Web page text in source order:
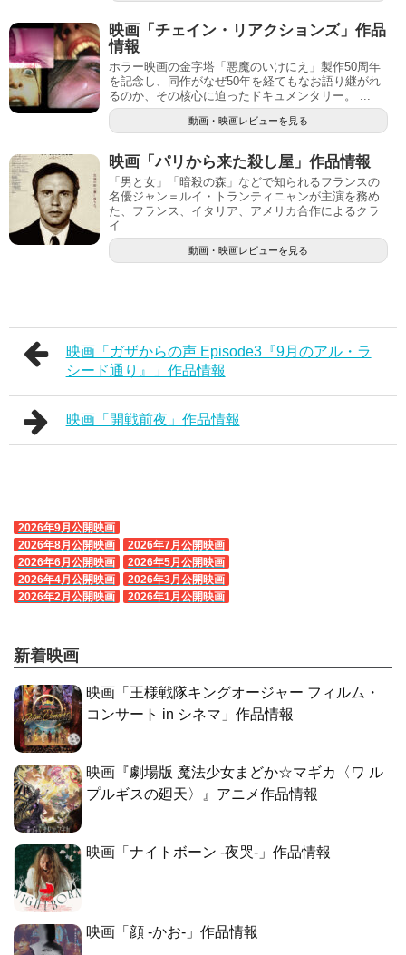
映画「チェイン・リアクションズ」作品
情報
ホラー映画の金字塔「悪魔のいけにえ」製作50周年
を記念し、同作がなぜ50年を経てもなお語り継がれ
るのか、その核心に迫ったドキュメンタリー。 ...
動画・映画レビューを見る
映画「パリから来た殺し屋」作品情報
「男と女」「暗殺の森」などで知られるフランスの
名優ジャン＝ルイ・トランティニャンが主演を務め
た、フランス、イタリア、アメリカ合作によるクラ
イ...
動画・映画レビューを見る
映画「ガザからの声 Episode3『9月のアル・ラ
シード通り』」作品情報
映画「開戦前夜」作品情報
2026年9月公開映画
2026年8月公開映画
2026年7月公開映画
2026年6月公開映画
2026年5月公開映画
2026年4月公開映画
2026年3月公開映画
2026年2月公開映画
2026年1月公開映画
新着映画
映画「王様戦隊キングオージャー フィルム・
コンサート in シネマ」作品情報
映画『劇場版 魔法少女まどか☆マギカ〈ワ ル
プルギスの廻天〉』アニメ作品情報
映画「ナイトボーン -夜哭-」作品情報
映画「顔 -かお-」作品情報